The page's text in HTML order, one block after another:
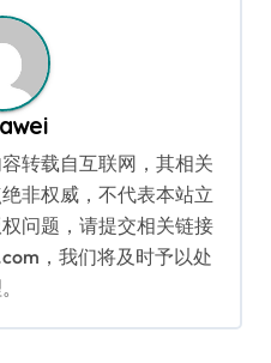
转载自互联网，其相关
非权威，不代表本站立
问题，请提交相关链接
，我们将及时予以处